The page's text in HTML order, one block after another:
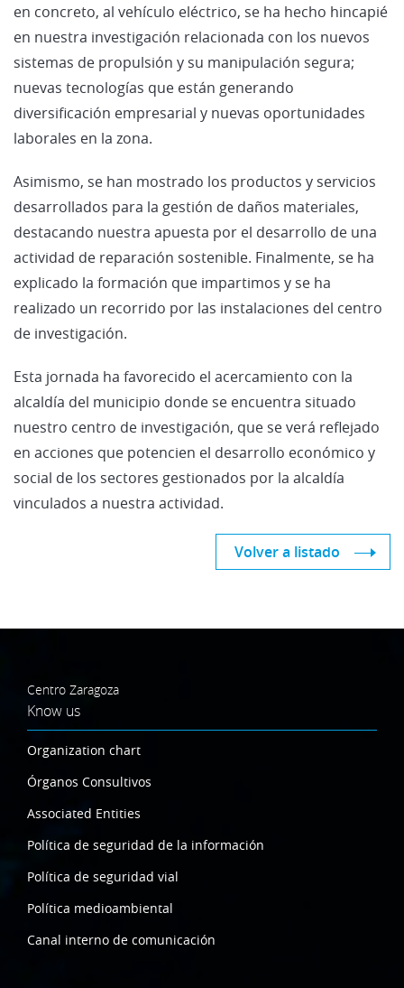
en concreto, al vehículo eléctrico, se ha hecho hincapié
en nuestra investigación relacionada con los nuevos
sistemas de propulsión y su manipulación segura;
nuevas tecnologías que están generando
diversificación empresarial y nuevas oportunidades
laborales en la zona.
Asimismo, se han mostrado los productos y servicios
desarrollados para la gestión de daños materiales,
destacando nuestra apuesta por el desarrollo de una
actividad de reparación sostenible. Finalmente, se ha
explicado la formación que impartimos y se ha
realizado un recorrido por las instalaciones del centro
de investigación.
Esta jornada ha favorecido el acercamiento con la
alcaldía del municipio donde se encuentra situado
nuestro centro de investigación, que se verá reflejado
en acciones que potencien el desarrollo económico y
social de los sectores gestionados por la alcaldía
vinculados a nuestra actividad.
Volver a listado
Centro Zaragoza
Know us
Organization chart
Órganos Consultivos
Associated Entities
Política de seguridad de la información
Política de seguridad vial
Política medioambiental
Canal interno de comunicación